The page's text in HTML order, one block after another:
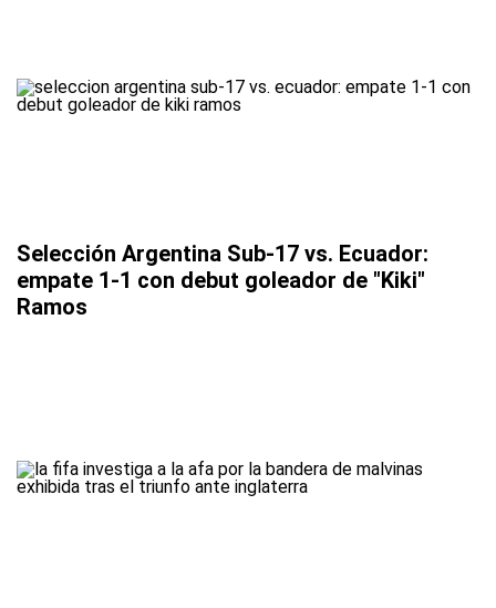
Selección Argentina Sub-17 vs. Ecuador:
empate 1-1 con debut goleador de "Kiki"
Ramos